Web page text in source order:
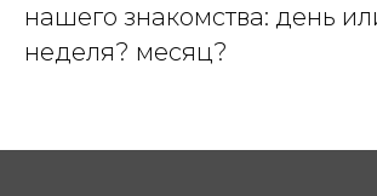
нашего знакомства: день
неделя? месяц?